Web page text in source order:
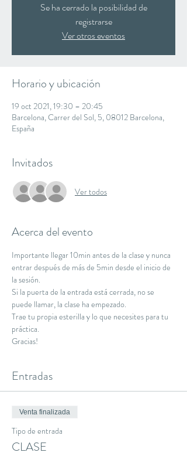
Se ha cerrado la posibilidad de
registrarse
Ver otros eventos
Horario y ubicación
19 oct 2021, 19:30 – 20:45
Barcelona, Carrer del Sol, 5, 08012 Barcelona,
España
Invitados
Ver todos
Acerca del evento
Importante llegar 10min antes de la clase y nunca
entrar después de más de 5min desde el inicio de
la sesión.
Si la puerta de la entrada está cerrada, no se
puede llamar, la clase ha empezado.
Trae tu propia esterilla y lo que necesites para tu
práctica.
Gracias!
Entradas
Venta finalizada
Tipo de entrada
CLASE